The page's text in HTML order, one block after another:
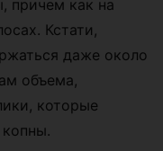
причем как на
Кстати,
даже около
объема,
которые